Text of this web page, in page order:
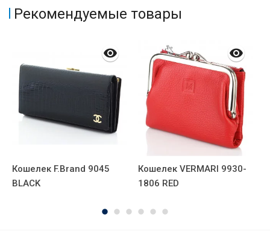
Рекомендуемые товары
Кошелек F.Brand 9045
ВLACK
Кошелек VERMARI 9930-
1806 RED